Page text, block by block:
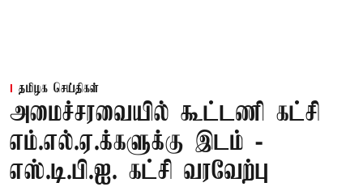
தமிழக செய்திகள்
அமைச்சரவையில் கூட்டணி கட்சி
எம்.எல்.ஏ.க்களுக்கு இடம் -
எஸ்.டி.பி.ஐ. கட்சி வரவேற்பு